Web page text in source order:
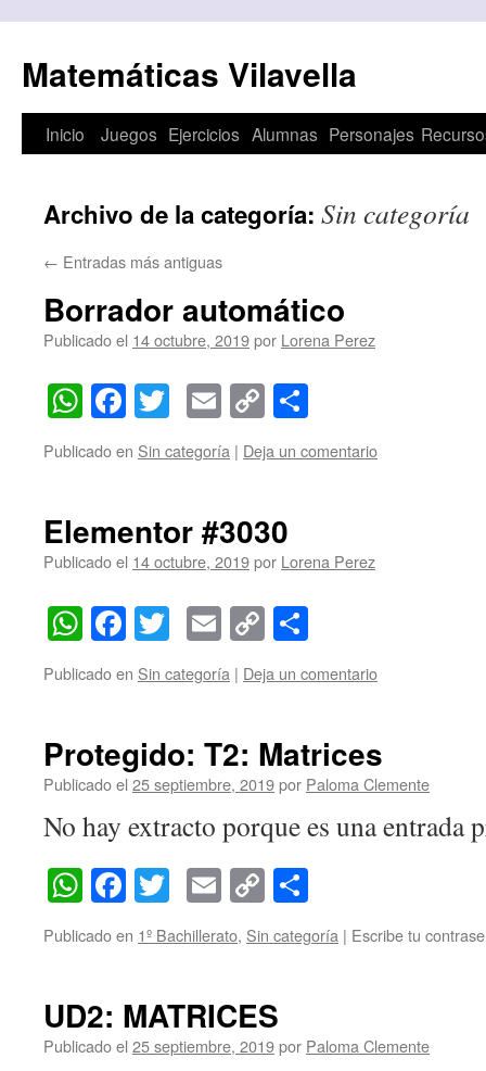
Matemáticas Vilavella
Saltar
contenido
Inicio Juegos Ejercicios Alumnas Personajes
Archivo de la categoría: Sin categoría
← Entradas más antiguas
Borrador automático
Publicado el 14 octubre, 2019por Lorena Perez
WhatsApp
Facebook
TwitterEmail
Copy
Link
Publicado en Sin categoría | Deja un comentario
Elementor #3030
Publicado el 14 octubre, 2019por Lorena Perez
WhatsApp
Facebook
TwitterEmail
Copy
Link
Publicado en Sin categoría | Deja un comentario
Protegido: T2: Matrices
Publicado el 25 septiembre, 2019por Paloma Clemente
No hay extracto porque es una entrada
WhatsApp
Facebook
TwitterEmail
Copy
Link
Publicado en 1º Bachillerato, Sin categoría | Escribe tu
UD2: MATRICES
Publicado el 25 septiembre, 2019por Paloma Clemente